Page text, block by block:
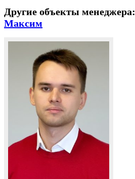
Другие объекты менеджера:
Максим